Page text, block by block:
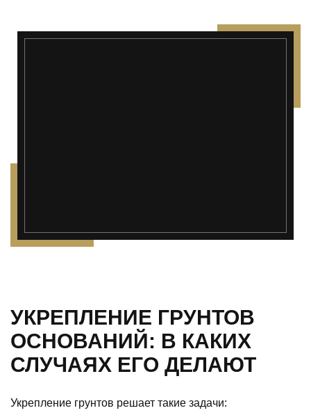
");">
УКРЕПЛЕНИЕ ГРУНТОВ
ОСНОВАНИЙ: В КАКИХ
СЛУЧАЯХ ЕГО ДЕЛАЮТ
Укрепление грунтов решает такие задачи: